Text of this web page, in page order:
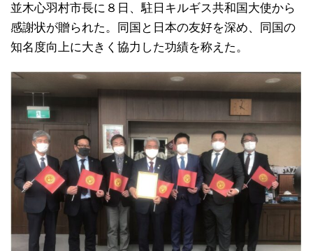
並木心羽村市長に８日、駐日キルギス共和国大使から
感謝状が贈られた。同国と日本の友好を深め、同国の
知名度向上に大きく協力した功績を称えた。